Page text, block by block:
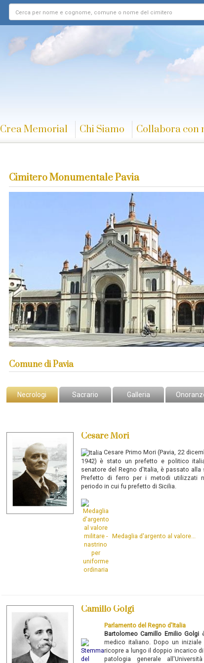
Crea Memorial Chi Siamo Collabora con
Cimitero Monumentale Pavia
Comune di Pavia
Necrologi Sacrario Galleria
Cesare Mori
Cesare Primo Mori (Pavia, 22
1942) è stato un prefetto e politico
senatore del Regno d'Italia, è passato
Prefetto di ferro per i metodi utilizzati
periodo in cui fu prefetto di Sicilia.
Medaglia d'argento al valore...
Camillo Golgi
Parlamento del Regno d'Italia
Bartolomeo Camillo Emilio Golgi
medico italiano. Dopo un iniziale
ricopre a lungo il doppio incarico
patologia generale